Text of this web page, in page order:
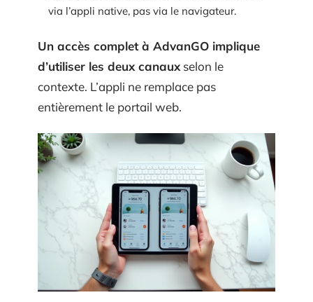
via l’appli native, pas via le navigateur.
Un accès complet à AdvanGO implique
d’utiliser les deux canaux selon le
contexte. L’appli ne remplace pas
entièrement le portail web.